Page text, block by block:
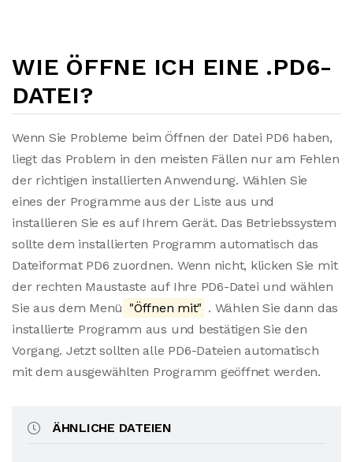
WIE ÖFFNE ICH EINE .PD6-
DATEI?
Wenn Sie Probleme beim Öffnen der Datei PD6 haben,
liegt das Problem in den meisten Fällen nur am Fehlen
der richtigen installierten Anwendung. Wählen Sie
eines der Programme aus der Liste aus und
installieren Sie es auf Ihrem Gerät. Das Betriebssystem
sollte dem installierten Programm automatisch das
Dateiformat PD6 zuordnen. Wenn nicht, klicken Sie mit
der rechten Maustaste auf Ihre PD6-Datei und wählen
Sie aus dem Menü "Öffnen mit" . Wählen Sie dann das
installierte Programm aus und bestätigen Sie den
Vorgang. Jetzt sollten alle PD6-Dateien automatisch
mit dem ausgewählten Programm geöffnet werden.
ÄHNLICHE DATEIEN